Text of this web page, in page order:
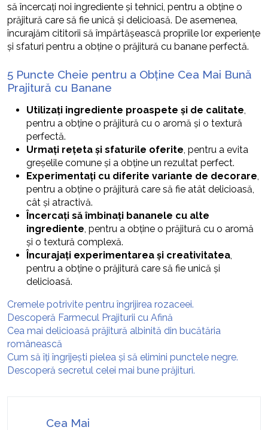
să încercați noi ingrediente și tehnici, pentru a obține o
prăjitură care să fie unică și delicioasă. De asemenea,
încurajăm cititorii să împărtășească propriile lor experiențe
și sfaturi pentru a obține o prăjitură cu banane perfectă.
5 Puncte Cheie pentru a Obține Cea Mai Bună
Prajitură cu Banane
Utilizați ingrediente proaspete și de calitate
pentru a obține o prăjitură cu o aromă și o textură
perfectă.
Urmați rețeta și sfaturile oferite , pentru a evita
greșelile comune și a obține un rezultat perfect.
Experimentați cu diferite variante de decorare
pentru a obține o prăjitură care să fie atât delicioasă,
cât și atractivă.
Încercați să îmbinați bananele cu alte
ingrediente , pentru a obține o prăjitură cu o aromă
și o textură complexă.
Încurajați experimentarea și creativitatea
pentru a obține o prăjitură care să fie unică și
delicioasă.
Cremele potrivite pentru îngrijirea rozaceei.
Descoperă Farmecul Prajiturii cu Afină
Cea mai delicioasă prăjitură albinită din bucătăria
românească
Cum să îți îngrijești pielea și să elimini punctele negre.
Descoperă secretul celei mai bune prăjituri.
Cea Mai